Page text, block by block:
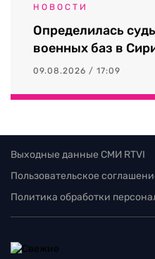
НОВОСТИ
Определилась
военных баз в
09.08.2026 / 17:09
Выходные данные СМИ RTVI
Пользовательское
Политика обработки